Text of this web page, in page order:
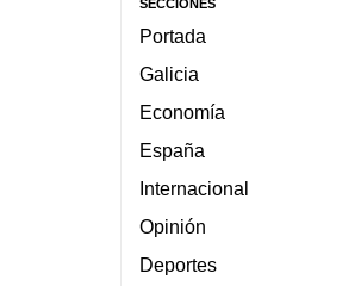
SECCIONES
Portada
Galicia
Economía
España
Internacional
Opinión
Deportes